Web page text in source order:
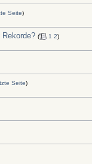
Seite)
( 1 2)
Seite)